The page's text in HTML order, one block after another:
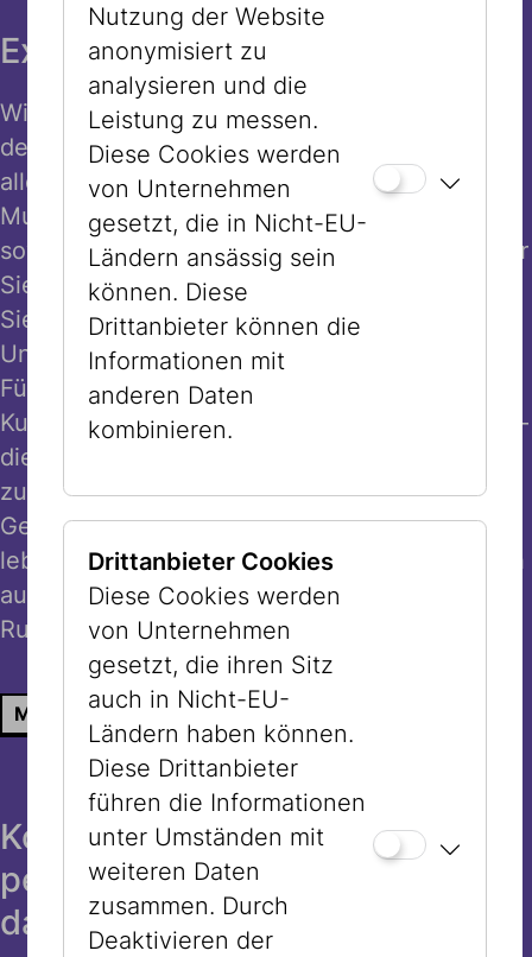
Exklusive Führungen buchen
Wir bieten im Jüdischen Museum Wien
deutsch- und fremdsprachige Führungen zu
allen Themenbereichen und Ausstellungen im
Museum Dorotheergasse, Museum Judenplatz
sowie im Stadtraum an. Gerne gestalten wir für
Sie eine individuell abgestimmte Führung oder
Sie wählen aus unseren Führungsangeboten.
Unsere erfahrenen Guides machen jede
Führung zu einem besonderen Erlebnis. Ob
Kunst, Erinnerung, Migration oder Gegenwart –
die Touren werden auf Ihre Interessen
zugeschnitten und erzählen die jüdische
Geschichte Wiens mit Tiefe, Empathie und
lebendigen Geschichten. Führungen sind auch
auf Englisch, Hebräisch, Französisch und
Russisch buchbar.
MEHR INFOS ZU EXKLUSIVEN FÜHRUNGEN
Kostenloser Audioguide – Ihr
persönlicher Rundgang durch
das Jüdische Museum Wien
Nutzung der Website
anonymisiert zu
analysieren und die
Leistung zu messen.
Diese Cookies werden
von Unternehmen
gesetzt, die in Nicht-EU-
Ländern ansässig sein
können. Diese
Drittanbieter können die
Informationen mit
anderen Daten
kombinieren.
Drittanbieter Cookies
Diese Cookies werden
von Unternehmen
gesetzt, die ihren Sitz
auch in Nicht-EU-
Ländern haben können.
Diese Drittanbieter
führen die Informationen
unter Umständen mit
weiteren Daten
zusammen. Durch
Deaktivieren der